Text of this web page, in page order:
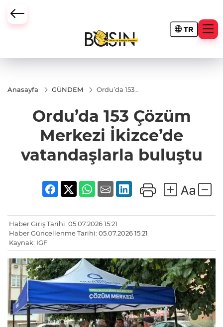
TR
Anasayfa GÜNDEM
Ordu’da 153
İkizce’de
vatandaşlarla
buluştu
Ordu’da 153 Çözüm
Merkezi İkizce’de
vatandaşlarla buluştu
Haber Giriş Tarihi: 05.07.2026 15:21
Haber Güncellenme Tarihi: 05.07.2026 15:21
Kaynak: IGF